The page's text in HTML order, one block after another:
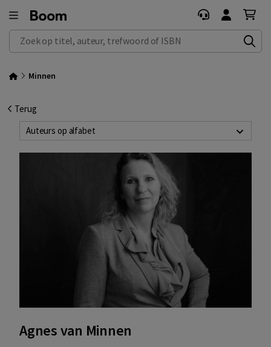
Zoek op titel, auteur, trefwoord of ISBN
Minnen
Terug
Auteurs op alfabet
Agnes van Minnen